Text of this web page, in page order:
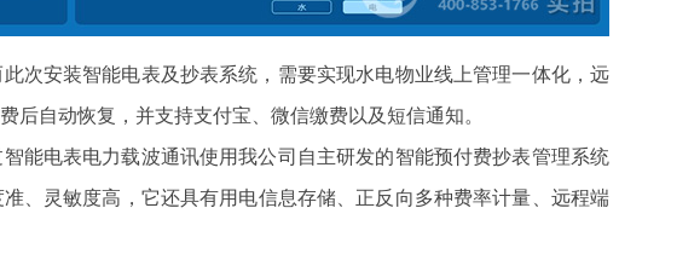
次安装智能电表及抄表系统，需要实现水电物业线上管理一体化，远
自动恢复，并支持支付宝、微信缴费以及短信通知。
能电表电力载波通讯使用我公司自主研发的智能预付费抄表管理系统
、灵敏度高，它还具有用电信息存储、正反向多种费率计量、远程端